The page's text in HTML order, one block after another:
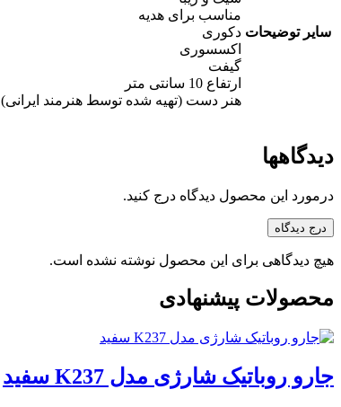
سایر توضیحات
مناسب برای هدیه
دکوری
اکسسوری
گیفت
ارتفاع 10 سانتی متر
هنر دست (تهیه شده توسط هنرمند ایرانی)
دیدگاهها
درمورد این محصول دیدگاه درج کنید.
درج دیدگاه
هیچ دیدگاهی برای این محصول نوشته نشده است.
محصولات پیشنهادی
جارو روباتیک شارژی مدل K237 سفید